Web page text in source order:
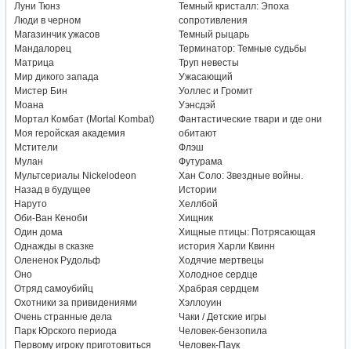
Луни Тюнз
Люди в черном
Магазинчик ужасов
Мандалорец
Матрица
Мир дикого запада
Мистер Бин
Моана
Мортал Комбат (Mortal Kombat)
Моя геройская академия
Мстители
Мулан
Мультсериалы Nickelodeon
Назад в будущее
Наруто
Оби-Ван Кеноби
Один дома
Однажды в сказке
Олененок Рудольф
Оно
Отряд самоубийц
Охотники за привидениями
Очень странные дела
Парк Юрского периода
Первому игроку приготовиться
Темный кристалл: Эпоха
сопротивления
Темный рыцарь
Терминатор: Темные судьбы
Труп невесты
Ужасающий
Уоллес и Громит
Уэнсдэй
Фантастические твари и где они
обитают
Флэш
Футурама
Хан Соло: Звездные войны.
Истории
Хеллбой
Хищник
Хищные птицы: Потрясающая
история Харли Квинн
Ходячие мертвецы
Холодное сердце
Храбрая сердцем
Хэллоуин
Чаки / Детские игры
Человек-бензопила
Человек-Паук